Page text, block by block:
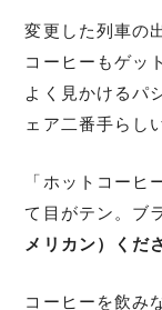
変更した列車の
コーヒーもゲッ
よく見かけるパ
ェア二番手らし
「ホットコー
て目がテン。ブ
メリカン）くだ
コーヒーを飲み